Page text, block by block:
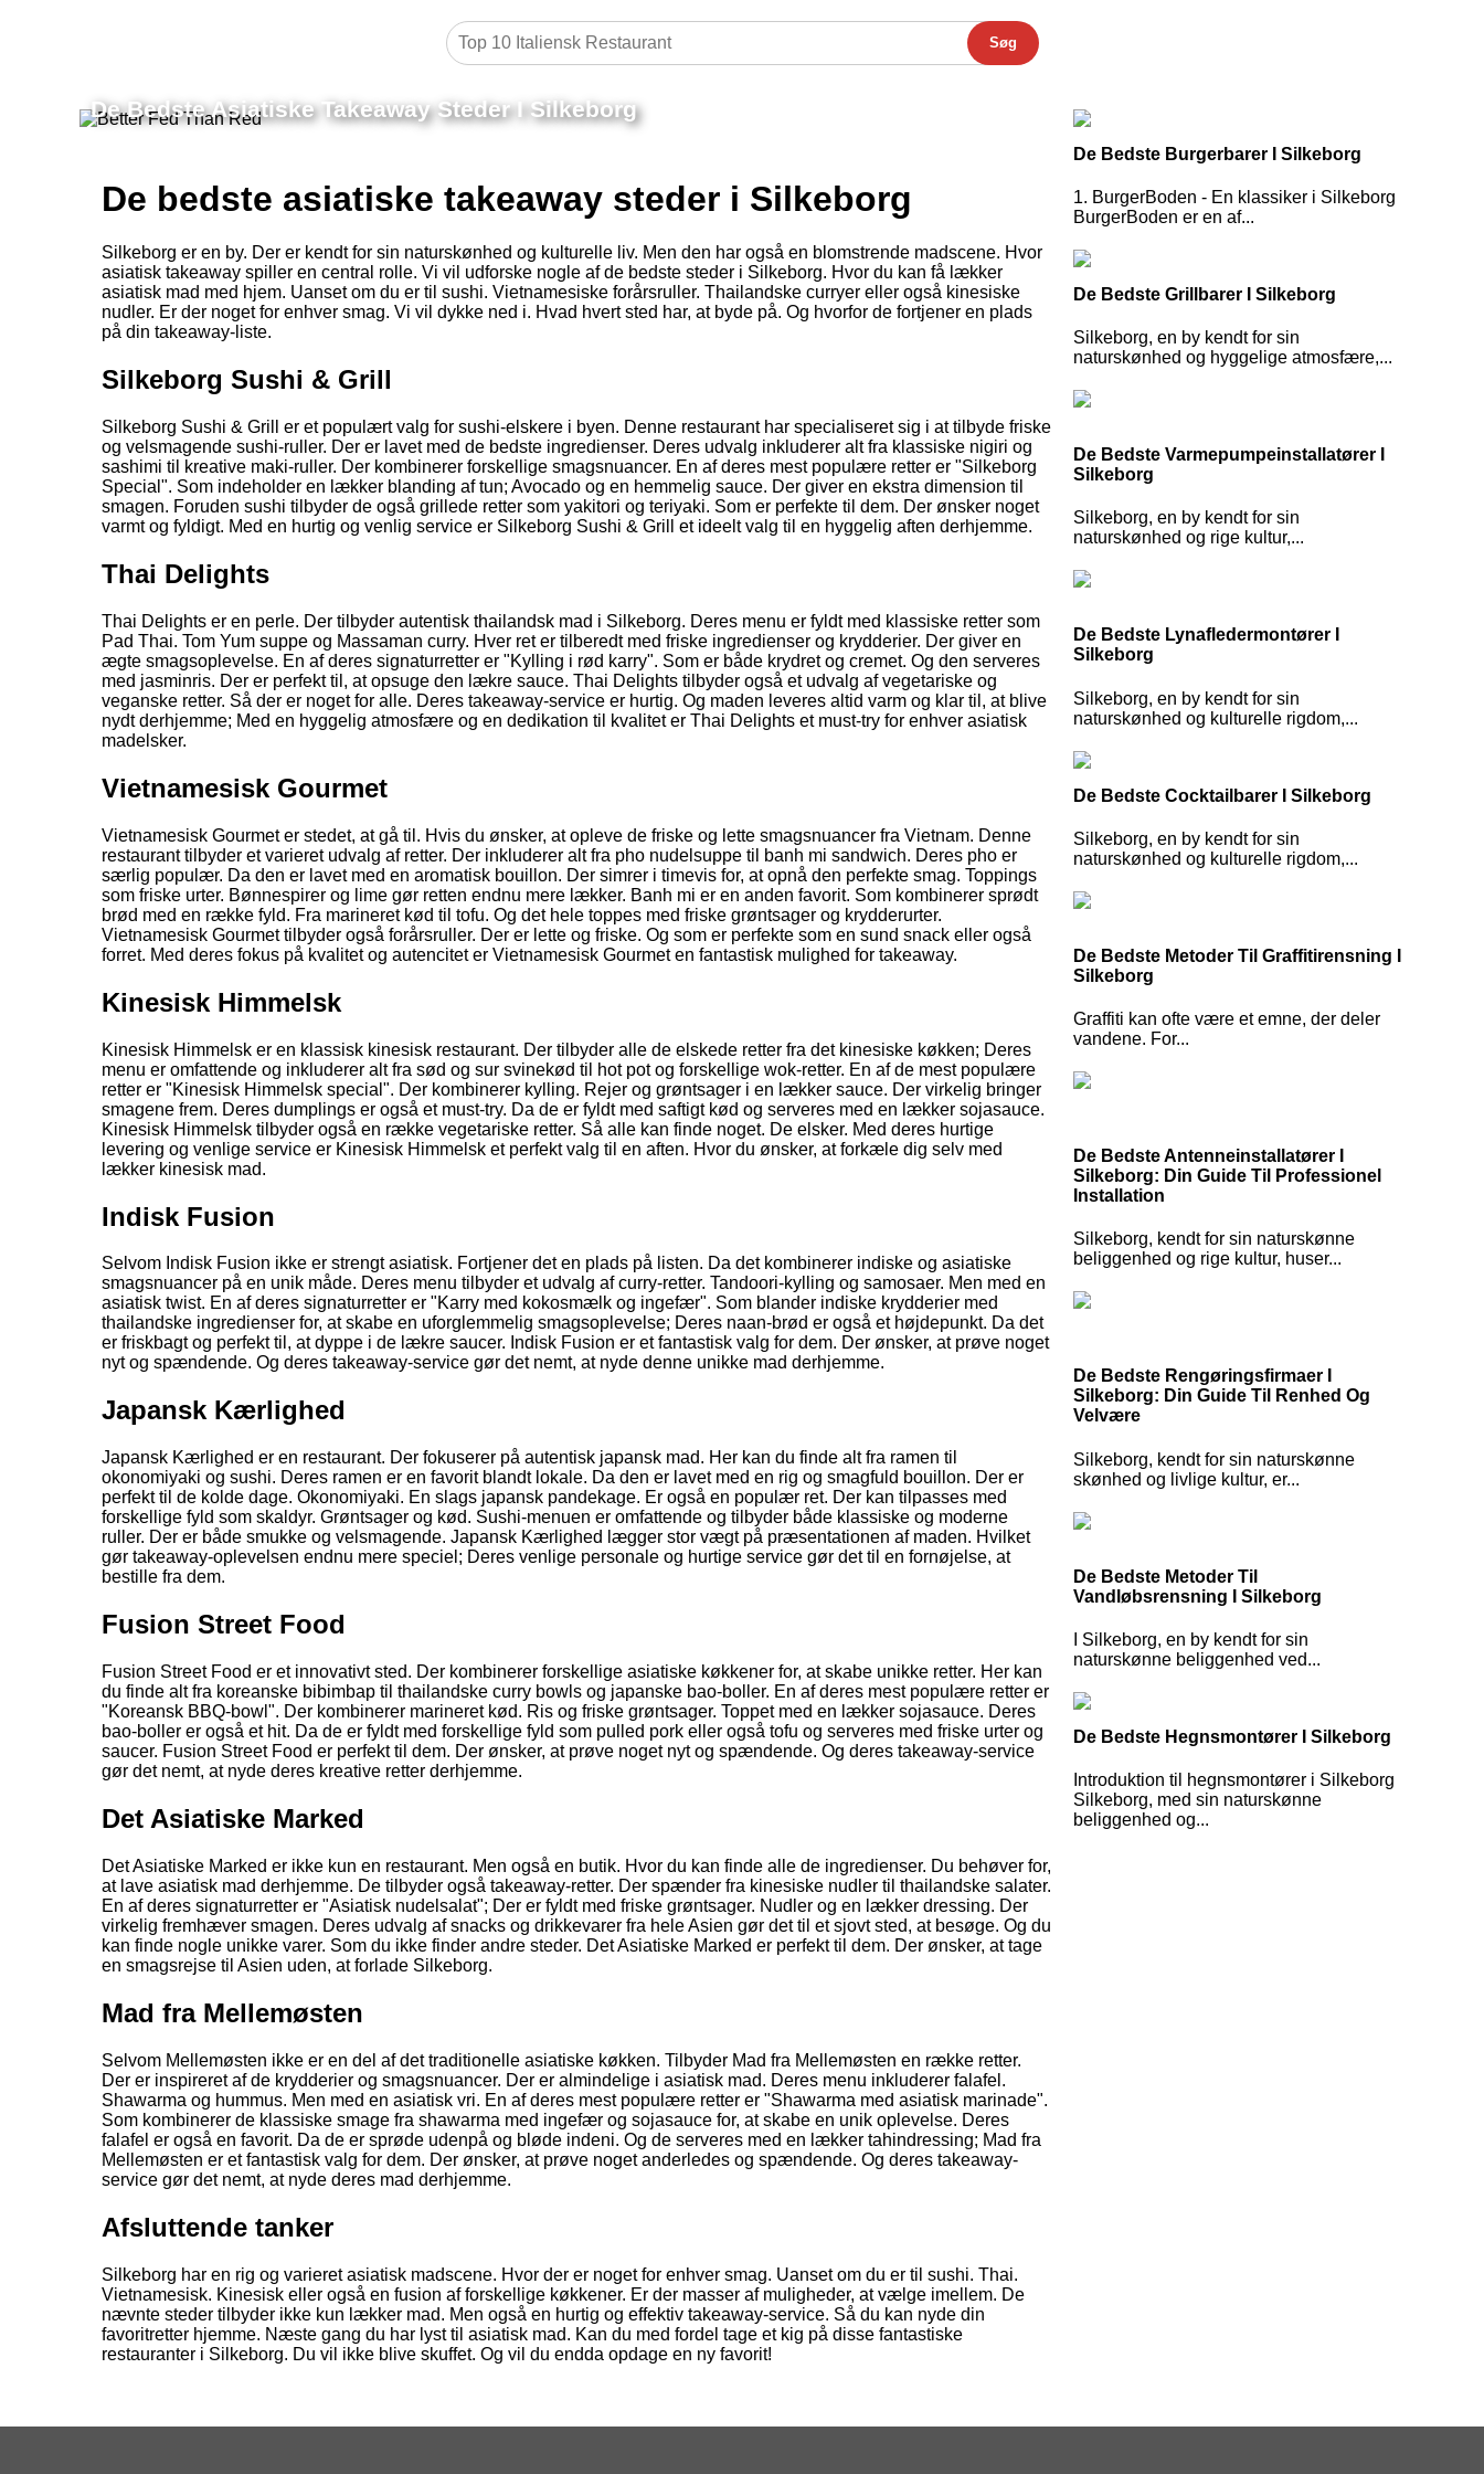
Søg
De Bedste Asiatiske Takeaway Steder I Silkeborg
De bedste asiatiske takeaway steder i Silkeborg
Silkeborg er en by. Der er kendt for sin naturskønhed og kulturelle liv. Men den har også en blomstrende madscene. Hvor
asiatisk takeaway spiller en central rolle. Vi vil udforske nogle af de bedste steder i Silkeborg. Hvor du kan få lækker
asiatisk mad med hjem. Uanset om du er til sushi. Vietnamesiske forårsruller. Thailandske curryer eller også kinesiske
nudler. Er der noget for enhver smag. Vi vil dykke ned i. Hvad hvert sted har, at byde på. Og hvorfor de fortjener en plads
på din takeaway-liste.
Silkeborg Sushi & Grill
Silkeborg Sushi & Grill er et populært valg for sushi-elskere i byen. Denne restaurant har specialiseret sig i at tilbyde friske
og velsmagende sushi-ruller. Der er lavet med de bedste ingredienser. Deres udvalg inkluderer alt fra klassiske nigiri og
sashimi til kreative maki-ruller. Der kombinerer forskellige smagsnuancer. En af deres mest populære retter er "Silkeborg
Special". Som indeholder en lækker blanding af tun; Avocado og en hemmelig sauce. Der giver en ekstra dimension til
smagen. Foruden sushi tilbyder de også grillede retter som yakitori og teriyaki. Som er perfekte til dem. Der ønsker noget
varmt og fyldigt. Med en hurtig og venlig service er Silkeborg Sushi & Grill et ideelt valg til en hyggelig aften derhjemme.
Thai Delights
Thai Delights er en perle. Der tilbyder autentisk thailandsk mad i Silkeborg. Deres menu er fyldt med klassiske retter som
Pad Thai. Tom Yum suppe og Massaman curry. Hver ret er tilberedt med friske ingredienser og krydderier. Der giver en
ægte smagsoplevelse. En af deres signaturretter er "Kylling i rød karry". Som er både krydret og cremet. Og den serveres
med jasminris. Der er perfekt til, at opsuge den lækre sauce. Thai Delights tilbyder også et udvalg af vegetariske og
veganske retter. Så der er noget for alle. Deres takeaway-service er hurtig. Og maden leveres altid varm og klar til, at blive
nydt derhjemme; Med en hyggelig atmosfære og en dedikation til kvalitet er Thai Delights et must-try for enhver asiatisk
madelsker.
Vietnamesisk Gourmet
Vietnamesisk Gourmet er stedet, at gå til. Hvis du ønsker, at opleve de friske og lette smagsnuancer fra Vietnam. Denne
restaurant tilbyder et varieret udvalg af retter. Der inkluderer alt fra pho nudelsuppe til banh mi sandwich. Deres pho er
særlig populær. Da den er lavet med en aromatisk bouillon. Der simrer i timevis for, at opnå den perfekte smag. Toppings
som friske urter. Bønnespirer og lime gør retten endnu mere lækker. Banh mi er en anden favorit. Som kombinerer sprødt
brød med en række fyld. Fra marineret kød til tofu. Og det hele toppes med friske grøntsager og krydderurter.
Vietnamesisk Gourmet tilbyder også forårsruller. Der er lette og friske. Og som er perfekte som en sund snack eller også
forret. Med deres fokus på kvalitet og autencitet er Vietnamesisk Gourmet en fantastisk mulighed for takeaway.
Kinesisk Himmelsk
Kinesisk Himmelsk er en klassisk kinesisk restaurant. Der tilbyder alle de elskede retter fra det kinesiske køkken; Deres
menu er omfattende og inkluderer alt fra sød og sur svinekød til hot pot og forskellige wok-retter. En af de mest populære
retter er "Kinesisk Himmelsk special". Der kombinerer kylling. Rejer og grøntsager i en lækker sauce. Der virkelig bringer
smagene frem. Deres dumplings er også et must-try. Da de er fyldt med saftigt kød og serveres med en lækker sojasauce.
Kinesisk Himmelsk tilbyder også en række vegetariske retter. Så alle kan finde noget. De elsker. Med deres hurtige
levering og venlige service er Kinesisk Himmelsk et perfekt valg til en aften. Hvor du ønsker, at forkæle dig selv med
lækker kinesisk mad.
Indisk Fusion
Selvom Indisk Fusion ikke er strengt asiatisk. Fortjener det en plads på listen. Da det kombinerer indiske og asiatiske
smagsnuancer på en unik måde. Deres menu tilbyder et udvalg af curry-retter. Tandoori-kylling og samosaer. Men med en
asiatisk twist. En af deres signaturretter er "Karry med kokosmælk og ingefær". Som blander indiske krydderier med
thailandske ingredienser for, at skabe en uforglemmelig smagsoplevelse; Deres naan-brød er også et højdepunkt. Da det
er friskbagt og perfekt til, at dyppe i de lækre saucer. Indisk Fusion er et fantastisk valg for dem. Der ønsker, at prøve noget
nyt og spændende. Og deres takeaway-service gør det nemt, at nyde denne unikke mad derhjemme.
Japansk Kærlighed
Japansk Kærlighed er en restaurant. Der fokuserer på autentisk japansk mad. Her kan du finde alt fra ramen til
okonomiyaki og sushi. Deres ramen er en favorit blandt lokale. Da den er lavet med en rig og smagfuld bouillon. Der er
perfekt til de kolde dage. Okonomiyaki. En slags japansk pandekage. Er også en populær ret. Der kan tilpasses med
forskellige fyld som skaldyr. Grøntsager og kød. Sushi-menuen er omfattende og tilbyder både klassiske og moderne
ruller. Der er både smukke og velsmagende. Japansk Kærlighed lægger stor vægt på præsentationen af maden. Hvilket
gør takeaway-oplevelsen endnu mere speciel; Deres venlige personale og hurtige service gør det til en fornøjelse, at
bestille fra dem.
Fusion Street Food
Fusion Street Food er et innovativt sted. Der kombinerer forskellige asiatiske køkkener for, at skabe unikke retter. Her kan
du finde alt fra koreanske bibimbap til thailandske curry bowls og japanske bao-boller. En af deres mest populære retter er
"Koreansk BBQ-bowl". Der kombinerer marineret kød. Ris og friske grøntsager. Toppet med en lækker sojasauce. Deres
bao-boller er også et hit. Da de er fyldt med forskellige fyld som pulled pork eller også tofu og serveres med friske urter og
saucer. Fusion Street Food er perfekt til dem. Der ønsker, at prøve noget nyt og spændende. Og deres takeaway-service
gør det nemt, at nyde deres kreative retter derhjemme.
Det Asiatiske Marked
Det Asiatiske Marked er ikke kun en restaurant. Men også en butik. Hvor du kan finde alle de ingredienser. Du behøver for,
at lave asiatisk mad derhjemme. De tilbyder også takeaway-retter. Der spænder fra kinesiske nudler til thailandske salater.
En af deres signaturretter er "Asiatisk nudelsalat"; Der er fyldt med friske grøntsager. Nudler og en lækker dressing. Der
virkelig fremhæver smagen. Deres udvalg af snacks og drikkevarer fra hele Asien gør det til et sjovt sted, at besøge. Og du
kan finde nogle unikke varer. Som du ikke finder andre steder. Det Asiatiske Marked er perfekt til dem. Der ønsker, at tage
en smagsrejse til Asien uden, at forlade Silkeborg.
Mad fra Mellemøsten
Selvom Mellemøsten ikke er en del af det traditionelle asiatiske køkken. Tilbyder Mad fra Mellemøsten en række retter.
Der er inspireret af de krydderier og smagsnuancer. Der er almindelige i asiatisk mad. Deres menu inkluderer falafel.
Shawarma og hummus. Men med en asiatisk vri. En af deres mest populære retter er "Shawarma med asiatisk marinade".
Som kombinerer de klassiske smage fra shawarma med ingefær og sojasauce for, at skabe en unik oplevelse. Deres
falafel er også en favorit. Da de er sprøde udenpå og bløde indeni. Og de serveres med en lækker tahindressing; Mad fra
Mellemøsten er et fantastisk valg for dem. Der ønsker, at prøve noget anderledes og spændende. Og deres takeaway-
service gør det nemt, at nyde deres mad derhjemme.
Afsluttende tanker
Silkeborg har en rig og varieret asiatisk madscene. Hvor der er noget for enhver smag. Uanset om du er til sushi. Thai.
Vietnamesisk. Kinesisk eller også en fusion af forskellige køkkener. Er der masser af muligheder, at vælge imellem. De
nævnte steder tilbyder ikke kun lækker mad. Men også en hurtig og effektiv takeaway-service. Så du kan nyde din
favoritretter hjemme. Næste gang du har lyst til asiatisk mad. Kan du med fordel tage et kig på disse fantastiske
restauranter i Silkeborg. Du vil ikke blive skuffet. Og vil du endda opdage en ny favorit!
De Bedste Burgerbarer I Silkeborg
1. BurgerBoden - En klassiker i Silkeborg
BurgerBoden er en af...
De Bedste Grillbarer I Silkeborg
Silkeborg, en by kendt for sin
naturskønhed og hyggelige atmosfære,...
De Bedste Varmepumpeinstallatører I
Silkeborg
Silkeborg, en by kendt for sin
naturskønhed og rige kultur,...
De Bedste Lynafledermontører I
Silkeborg
Silkeborg, en by kendt for sin
naturskønhed og kulturelle rigdom,...
De Bedste Cocktailbarer I Silkeborg
Silkeborg, en by kendt for sin
naturskønhed og kulturelle rigdom,...
De Bedste Metoder Til Graffitirensning I
Silkeborg
Graffiti kan ofte være et emne, der deler
vandene. For...
De Bedste Antenneinstallatører I
Silkeborg: Din Guide Til Professionel
Installation
Silkeborg, kendt for sin naturskønne
beliggenhed og rige kultur, huser...
De Bedste Rengøringsfirmaer I
Silkeborg: Din Guide Til Renhed Og
Velvære
Silkeborg, kendt for sin naturskønne
skønhed og livlige kultur, er...
De Bedste Metoder Til
Vandløbsrensning I Silkeborg
I Silkeborg, en by kendt for sin
naturskønne beliggenhed ved...
De Bedste Hegnsmontører I Silkeborg
Introduktion til hegnsmontører i Silkeborg
Silkeborg, med sin naturskønne
beliggenhed og...